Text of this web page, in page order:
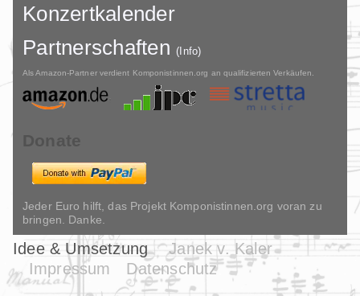
Konzertkalender
Partnerschaften(Info)
Als Amazon-Partner verdient Komponistinnen.org an qualifizierten Verkäufen.
Donate
Jeder Euro hilft, das Projekt Komponistinnen.org voran zu
bringen. Danke.
Idee & Umsetzung
Janek v. Kaler
Impressum
Datenschutz